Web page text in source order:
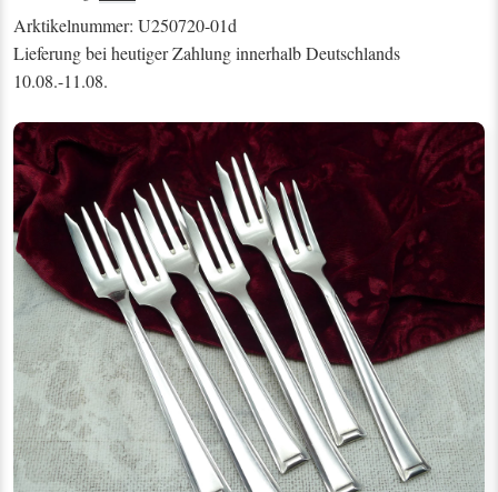
Arktikelnummer: U250720-01d
Lieferung bei heutiger Zahlung innerhalb Deutschlands
10.08.-11.08.